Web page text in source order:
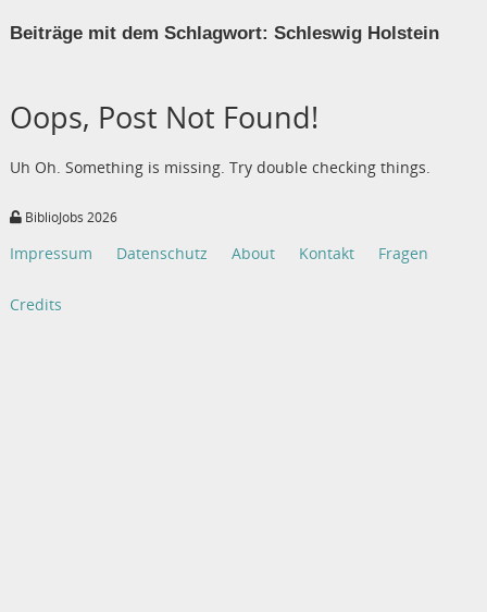
Beiträge mit dem Schlagwort: Schleswig Holstein
Oops, Post Not Found!
Uh Oh. Something is missing. Try double checking things.
BiblioJobs 2026
Impressum Datenschutz About Kontakt Fragen
Credits